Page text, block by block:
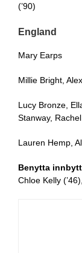
(’90)
England
Mary Earps
Millie Bright,
Lucy Bronze,
Stanway,
Lauren Hemp,
Benytta
Chloe Kelly